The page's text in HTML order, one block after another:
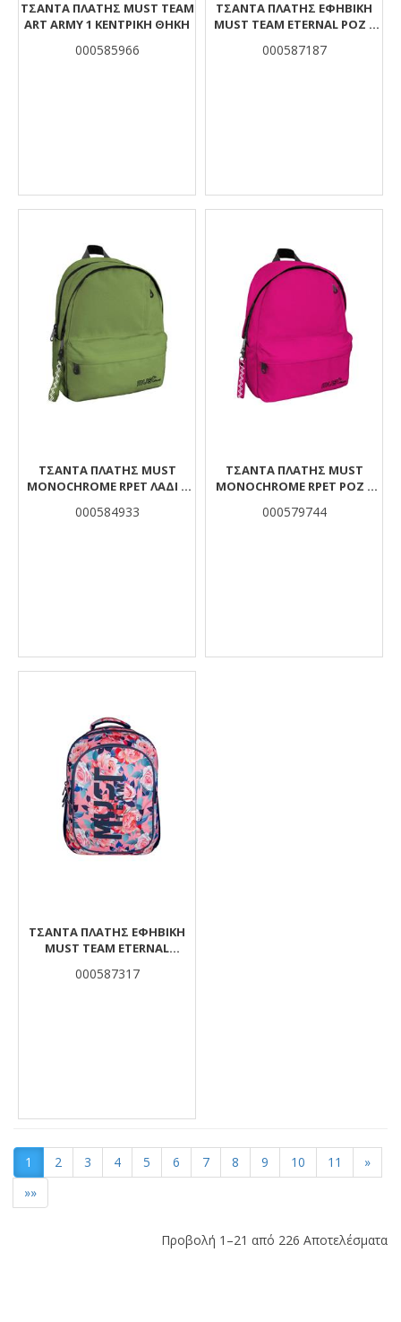
ΤΣΆΝΤΑ ΠΛΆΤΗΣ MUST TEAM
ART ARMY 1 ΚΕΝΤΡΙΚΉ ΘΉΚΗ
000585966
ΤΣΆΝΤΑ ΠΛΆΤΗΣ ΕΦΗΒΙΚΉ
MUST TEAM ETERNAL ΡΟΖ 4
000587187
ΤΣΆΝΤΑ ΠΛΆΤΗΣ MUST
MONOCHROME RPET ΛΑΔΊ 2
000584933
ΤΣΆΝΤΑ ΠΛΆΤΗΣ MUST
MONOCHROME RPET ΡΟΖ 1
000579744
ΤΣΆΝΤΑ ΠΛΆΤΗΣ ΕΦΗΒΙΚΉ
MUST TEAM ETERNAL
000587317
1 2 3 4 5 6 7 8 9 10 11
»
»»
Προβολή 1–21 από 226 Αποτελέσματα